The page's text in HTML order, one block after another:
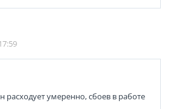
расходует умеренно, сбоев в работе